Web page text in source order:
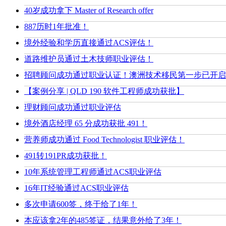
40岁成功拿下 Master of Research offer
887历时1年批准！
境外经验和学历直接通过ACS评估！
道路维护员通过土木技师职业评估！
招聘顾问成功通过职业认证！澳洲技术移民第一步已开
【案例分享 | QLD 190 软件工程师成功获批】
理财顾问成功通过职业评估
境外酒店经理 65 分成功获批 491！
营养师成功通过 Food Technologist 职业评估！
491转191PR成功获批！
10年系统管理工程师通过ACS职业评估
16年IT经验通过ACS职业评估
多次申请600签，终于给了1年！
本应该拿2年的485签证，结果意外给了3年！